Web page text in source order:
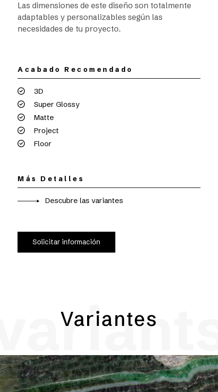
Las dimensiones de este diseño son totalmente
adaptables y personalizables según las
necesidades de tu proyecto.
Acabado Recomendado
3D
Super Glossy
Matte
Project
Floor
Más Detalles
Descubre las variantes
Solicitar información
Variantes